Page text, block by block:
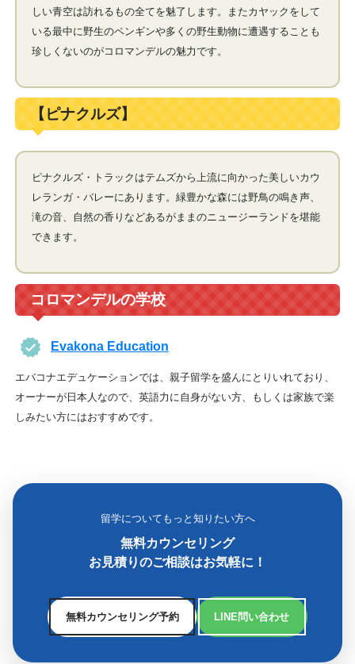
しい青空は訪れるもの全てを魅了します。またカヤックをして
いる最中に野生のペンギンや多くの野生動物に遭遇することも
珍しくないのがコロマンデルの魅力です。
【ピナクルズ】
ピナクルズ・トラックはテムズから上流に向かった美しいカウ
レランガ・バレーにあります。緑豊かな森には野鳥の鳴き声、
滝の音、自然の香りなどあるがままのニュージーランドを堪能
できます。
コロマンデルの学校
Evakona Education
エバコナエデュケーションでは、親子留学を盛んにとりいれており、
オーナーが日本人なので、英語力に自身がない方、もしくは家族で楽
しみたい方にはおすすめです。
留学についてもっと知りたい方へ
無料カウンセリング
お見積りのご相談はお気軽に！
無料カウンセリング予約 LINE問い合わせ